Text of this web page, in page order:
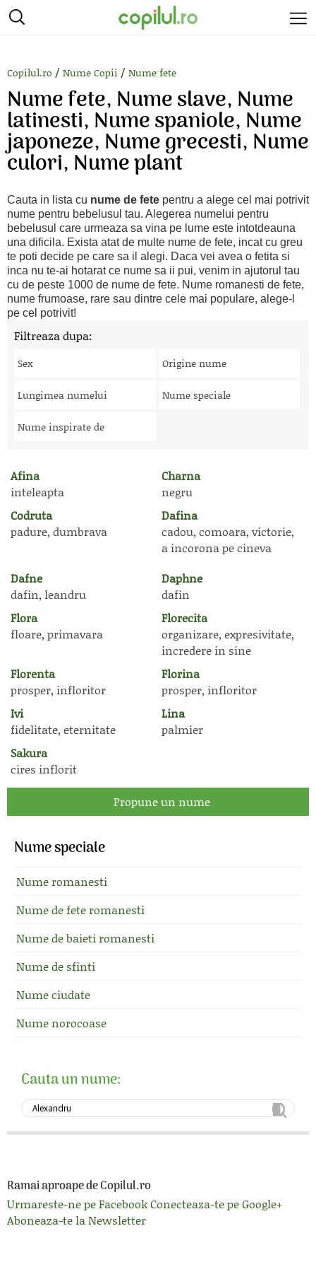
Copilul.ro / Nume Copii / Nume fete
Nume fete, Nume slave, Nume
latinesti, Nume spaniole, Nume
japoneze, Nume grecesti, Nume
culori, Nume plant
Cauta in lista cu nume de fete pentru a alege cel mai potrivit
nume pentru bebelusul tau. Alegerea numelui pentru
bebelusul care urmeaza sa vina pe lume este intotdeauna
una dificila. Exista atat de multe nume de fete, incat cu greu
te poti decide pe care sa il alegi. Daca vei avea o fetita si
inca nu te-ai hotarat ce nume sa ii pui, venim in ajutorul tau
cu de peste 1000 de nume de fete. Nume romanesti de fete,
nume frumoase, rare sau dintre cele mai populare, alege-l
pe cel potrivit!
Filtreaza dupa:
Sex Origine nume
Lungimea numelui Nume speciale
Nume inspirate de
Afina
inteleapta
Charna
negru
Codruta
padure, dumbrava
Dafina
cadou, comoara, victorie,
a incorona pe cineva
Dafne
dafin, leandru
Daphne
dafin
Flora
floare, primavara
Florecita
organizare, expresivitate,
incredere in sine
Florenta
prosper, infloritor
Florina
prosper, infloritor
Ivi
fidelitate, eternitate
Lina
palmier
Sakura
cires inflorit
Propune un nume
Nume speciale
Nume romanesti
Nume de fete romanesti
Nume de baieti romanesti
Nume de sfinti
Nume ciudate
Nume norocoase
Cauta un nume:
Ramai aproape de Copilul.ro
Urmareste-ne pe FacebookConecteaza-te pe Google+
Aboneaza-te la Newsletter